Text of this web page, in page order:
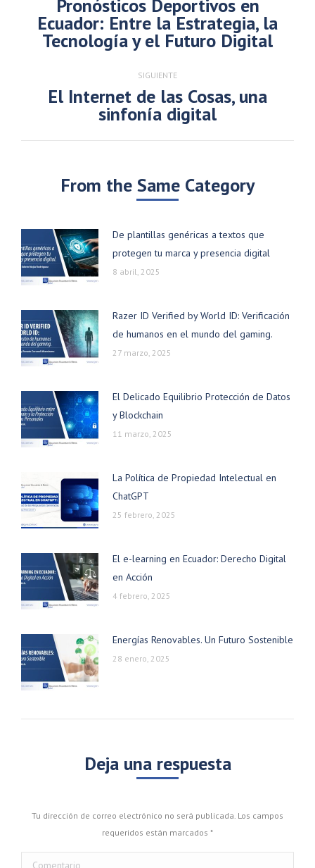
Publicación
anterior:
Pronósticos Deportivos en
Ecuador: Entre la Estrategia, la
Tecnología y el Futuro Digital
SIGUIENTE
Publicación
siguiente:
El Internet de las Cosas, una
sinfonía digital
From the Same Category
De plantillas genéricas a textos que
protegen tu marca y presencia digital
8 abril, 2025
Razer ID Verified by World ID: Verificación
de humanos en el mundo del gaming.
27 marzo, 2025
El Delicado Equilibrio Protección de Datos
y Blockchain
11 marzo, 2025
La Política de Propiedad Intelectual en
ChatGPT
25 febrero, 2025
El e-learning en Ecuador: Derecho Digital
en Acción
4 febrero, 2025
Energías Renovables. Un Futuro Sostenible
28 enero, 2025
Deja una respuesta
Tu dirección de correo electrónico no será publicada. Los campos
requeridos están marcados *
Comentario